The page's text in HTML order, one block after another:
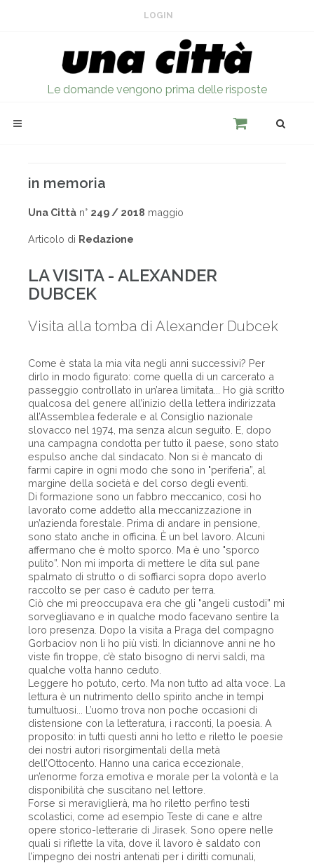
LOGIN
Le domande vengono prima delle risposte
in memoria
Una Città n° 249 / 2018 maggio
Articolo di Redazione
LA VISITA - ALEXANDER
DUBCEK
Visita alla tomba di Alexander Dubcek
Come è stata la mia vita negli anni successivi? Per
dirlo in modo figurato: come quella di un carcerato a
passeggio controllato in un’area limitata... Ho già scritto
qualcosa del genere all’inizio della lettera indirizzata
all’Assemblea federale e al Consiglio nazionale
slovacco nel 1974, ma senza alcun seguito. E, dopo
una campagna condotta per tutto il paese, sono stato
espulso anche dal sindacato. Non si è mancato di
farmi capire in ogni modo che sono in "periferia”, al
margine della società e del corso degli eventi.
Di formazione sono un fabbro meccanico, così ho
lavorato come addetto alla meccanizzazione in
un’azienda forestale. Prima di andare in pensione,
sono stato anche in officina. È un bel lavoro. Alcuni
affermano che è molto sporco. Ma è uno "sporco
pulito”. Non mi importa di mettere le dita sul pane
spalmato di strutto o di soffiarci sopra dopo averlo
raccolto se per caso è caduto per terra.
Ciò che mi preoccupava era che gli "angeli custodi” mi
sorvegliavano e in qualche modo facevano sentire la
loro presenza. Dopo la visita a Praga del compagno
Gorbaciov non li ho più visti. In diciannove anni ne ho
viste fin troppe, c’è stato bisogno di nervi saldi, ma
qualche volta hanno ceduto.
Leggere ho potuto, certo. Ma non tutto ad alta voce. La
lettura è un nutrimento dello spirito anche in tempi
tumultuosi... L’uomo trova non poche occasioni di
distensione con la letteratura, i racconti, la poesia. A
proposito: in tutti questi anni ho letto e riletto le poesie
dei nostri autori risorgimentali della metà
dell’Ottocento. Hanno una carica eccezionale,
un’enorme forza emotiva e morale per la volontà e la
disponibilità che suscitano nel lettore.
Forse si meraviglierà, ma ho riletto perfino testi
scolastici, come ad esempio Teste di cane e altre
opere storico-letterarie di Jirasek. Sono opere nelle
quali si riflette la vita, dove il lavoro è saldato con
l’impegno dei nostri antenati per i diritti comunali,